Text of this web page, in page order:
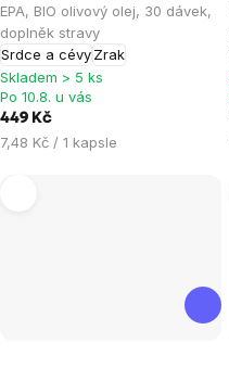
EPA, BIO olivový olej, 30 dávek,
doplněk stravy
Srdce a cévyZrak
je
5,0
z
5
hvězdiček.
Skladem > 5 ks
Po 10.8. u vás
449 Kč
Měrná
7,48 Kč / 1 kapsle